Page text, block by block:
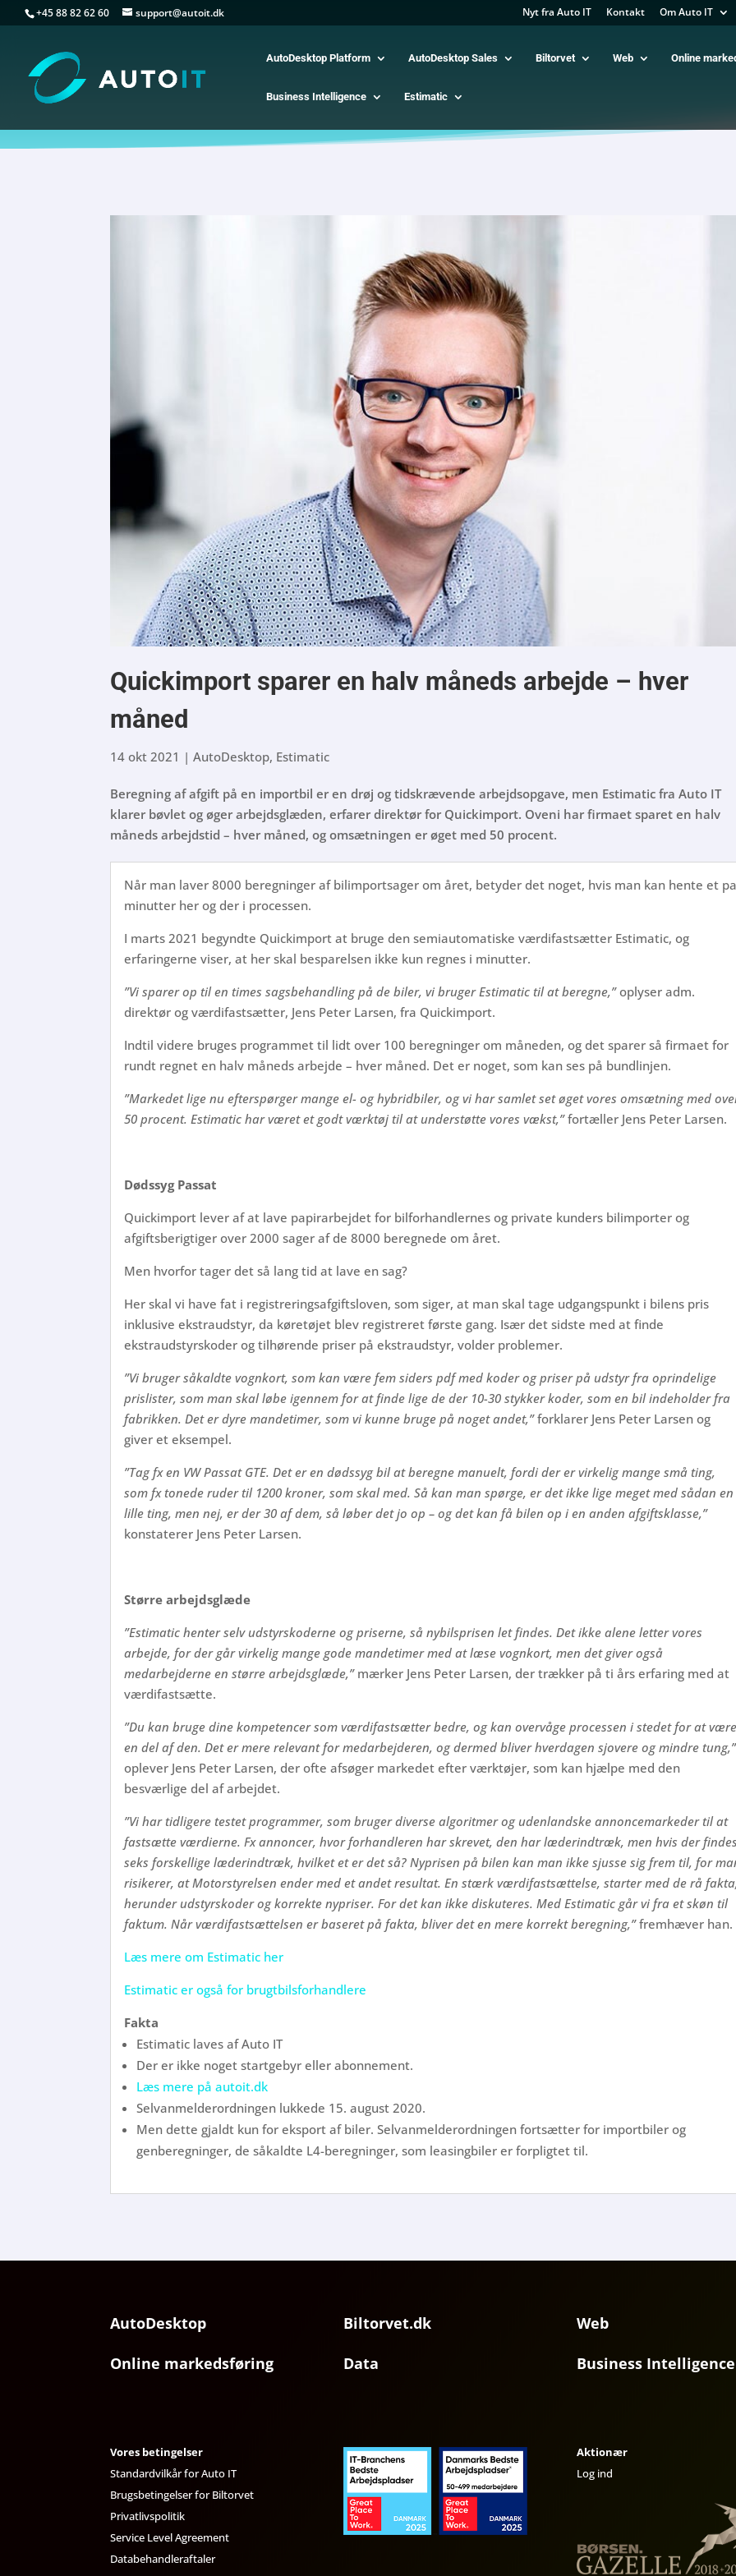
+45 88 82 62 60 support@autoit.dk Nyt fra Auto IT Kontakt Om Auto IT
AutoDesktop Platform AutoDesktop Sales Biltorvet Web Online
Business Intelligence Estimatic
Quickimport sparer en halv måneds arbejde – hver
måned
14 okt 2021 |AutoDesktop, Estimatic
Beregning af afgift på en importbil er en drøj og tidskrævende arbejdsopgave, men Estimatic fra Auto IT
klarer bøvlet og øger arbejdsglæden, erfarer direktør for Quickimport. Oveni har firmaet sparet en halv
måneds arbejdstid – hver måned, og omsætningen er øget med 50 procent.
Når man laver 8000 beregninger af bilimportsager om året, betyder det noget, hvis man kan hente et
minutter her og der i processen.
I marts 2021 begyndte Quickimport at bruge den semiautomatiske værdifastsætter Estimatic, og
erfaringerne viser, at her skal besparelsen ikke kun regnes i minutter.
”Vi sparer op til en times sagsbehandling på de biler, vi bruger Estimatic til at beregne,”oplyser adm.
direktør og værdifastsætter, Jens Peter Larsen, fra Quickimport.
Indtil videre bruges programmet til lidt over 100 beregninger om måneden, og det sparer så firmaet for
rundt regnet en halv måneds arbejde – hver måned. Det er noget, som kan ses på bundlinjen.
”Markedet lige nu efterspørger mange el- og hybridbiler, og vi har samlet set øget vores omsætning med
50 procent. Estimatic har været et godt værktøj til at understøtte vores vækst,”fortæller Jens Peter Larsen.
Dødssyg Passat
Quickimport lever af at lave papirarbejdet for bilforhandlernes og private kunders bilimporter og
afgiftsberigtiger over 2000 sager af de 8000 beregnede om året.
Men hvorfor tager det så lang tid at lave en sag?
Her skal vi have fat i registreringsafgiftsloven, som siger, at man skal tage udgangspunkt i bilens pris
inklusive ekstraudstyr, da køretøjet blev registreret første gang. Især det sidste med at finde
ekstraudstyrskoder og tilhørende priser på ekstraudstyr, volder problemer.
”Vi bruger såkaldte vognkort, som kan være fem siders pdf med koder og priser på udstyr fra oprindelige
prislister, som man skal løbe igennem for at finde lige de der 10-30 stykker koder, som en bil indeholder fra
fabrikken. Det er dyre mandetimer, som vi kunne bruge på noget andet,”forklarer Jens Peter Larsen og
giver et eksempel.
”Tag fx en VW Passat GTE. Det er en dødssyg bil at beregne manuelt, fordi der er virkelig mange små ting,
som fx tonede ruder til 1200 kroner, som skal med. Så kan man spørge, er det ikke lige meget med sådan en
lille ting, men nej, er der 30 af dem, så løber det jo op – og det kan få bilen op i en anden afgiftsklasse,”
konstaterer Jens Peter Larsen.
Større arbejdsglæde
”Estimatic henter selv udstyrskoderne og priserne, så nybilsprisen let findes. Det ikke alene letter vores
arbejde, for der går virkelig mange gode mandetimer med at læse vognkort, men det giver også
medarbejderne en større arbejdsglæde,”mærker Jens Peter Larsen, der trækker på ti års erfaring med at
værdifastsætte.
”Du kan bruge dine kompetencer som værdifastsætter bedre, og kan overvåge processen i stedet for at
en del af den. Det er mere relevant for medarbejderen, og dermed bliver hverdagen sjovere og mindre tung,”
oplever Jens Peter Larsen, der ofte afsøger markedet efter værktøjer, som kan hjælpe med den
besværlige del af arbejdet.
”Vi har tidligere testet programmer, som bruger diverse algoritmer og udenlandske annoncemarkeder til at
fastsætte værdierne. Fx annoncer, hvor forhandleren har skrevet, den har læderindtræk, men hvis der
seks forskellige læderindtræk, hvilket et er det så? Nyprisen på bilen kan man ikke sjusse sig frem til, for
risikerer, at Motorstyrelsen ender med et andet resultat. En stærk værdifastsættelse, starter med de rå
herunder udstyrskoder og korrekte nypriser. For det kan ikke diskuteres. Med Estimatic går vi fra et skøn til
faktum. Når værdifastsættelsen er baseret på fakta, bliver det en mere korrekt beregning,”fremhæver han.
Læs mere om Estimatic her
Estimatic er også for brugtbilsforhandlere
Fakta
Estimatic laves af Auto IT
Der er ikke noget startgebyr eller abonnement.
Læs mere på autoit.dk
Selvanmelderordningen lukkede 15. august 2020.
Men dette gjaldt kun for eksport af biler. Selvanmelderordningen fortsætter for importbiler og
genberegninger, de såkaldte L4-beregninger, som leasingbiler er forpligtet til.
AutoDesktop Biltorvet.dk Web
Online markedsføring Data Business Intelligence
Vores betingelser
Standardvilkår for Auto IT
Brugsbetingelser for Biltorvet
Privatlivspolitik
Service Level Agreement
Databehandleraftaler
Aktionær
Log ind